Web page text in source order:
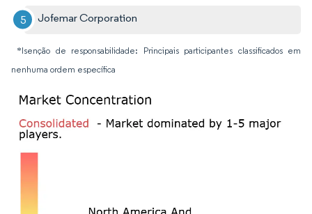
Jofemar Corporation
*Isenção de responsabilidade: Principais participantes classificados em
nenhuma ordem específica